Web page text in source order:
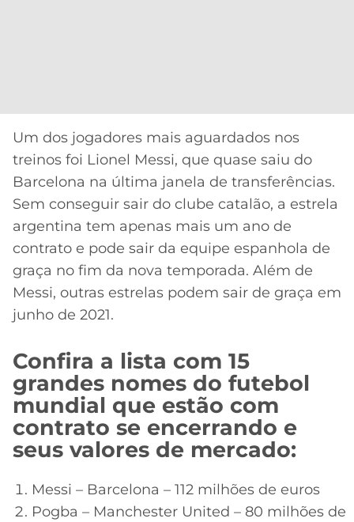
Um dos jogadores mais aguardados nos
treinos foi Lionel Messi, que quase saiu do
Barcelona na última janela de transferências.
Sem conseguir sair do clube catalão, a estrela
argentina tem apenas mais um ano de
contrato e pode sair da equipe espanhola de
graça no fim da nova temporada. Além de
Messi, outras estrelas podem sair de graça em
junho de 2021.
Confira a lista com 15
grandes nomes do futebol
mundial que estão com
contrato se encerrando e
seus valores de mercado:
Messi – Barcelona – 112 milhões de euros
Pogba – Manchester United – 80 milhões de